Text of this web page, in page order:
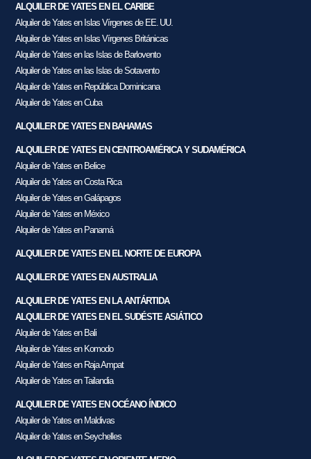
ALQUILER DE YATES EN EL CARIBE
Alquiler de Yates en Islas Vírgenes de EE. UU.
Alquiler de Yates en Islas Vírgenes Británicas
Alquiler de Yates en las Islas de Barlovento
Alquiler de Yates en las Islas de Sotavento
Alquiler de Yates en República Dominicana
Alquiler de Yates en Cuba
ALQUILER DE YATES EN BAHAMAS
ALQUILER DE YATES EN CENTROAMÉRICA Y SUDAMÉRICA
Alquiler de Yates en Belice
Alquiler de Yates en Costa Rica
Alquiler de Yates en Galápagos
Alquiler de Yates en México
Alquiler de Yates en Panamá
ALQUILER DE YATES EN EL NORTE DE EUROPA
ALQUILER DE YATES EN AUSTRALIA
ALQUILER DE YATES EN LA ANTÁRTIDA
ALQUILER DE YATES EN EL SUDÉSTE ASIÁTICO
Alquiler de Yates en Bali
Alquiler de Yates en Komodo
Alquiler de Yates en Raja Ampat
Alquiler de Yates en Tailandia
ALQUILER DE YATES EN OCÉANO ÍNDICO
Alquiler de Yates en Maldivas
Alquiler de Yates en Seychelles